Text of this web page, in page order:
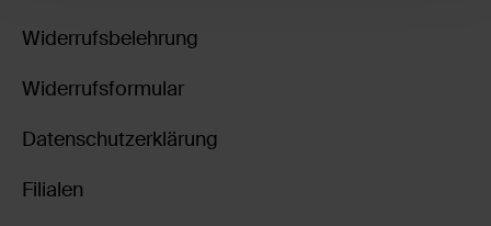
Widerrufsbelehrung
Widerrufsformular
Datenschutzerklärung
Filialen